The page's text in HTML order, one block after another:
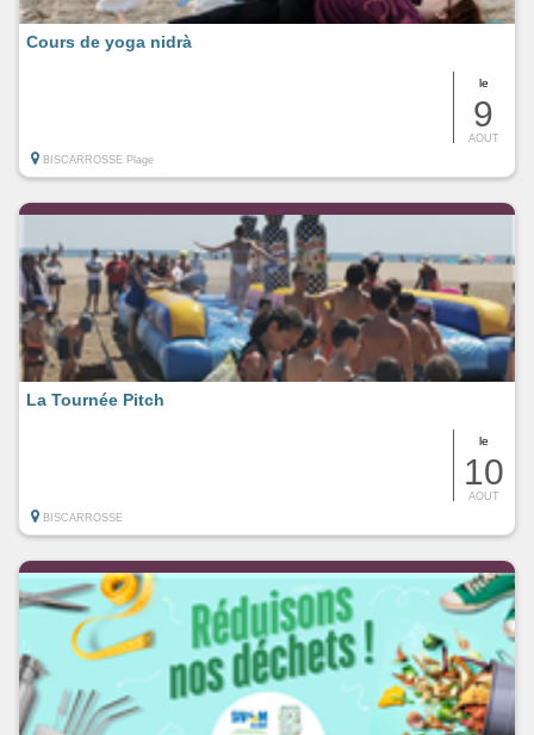
le
9
AOUT
Cours de yoga nidrà
BISCARROSSE Plage
le
10
AOUT
La Tournée Pitch
BISCARROSSE